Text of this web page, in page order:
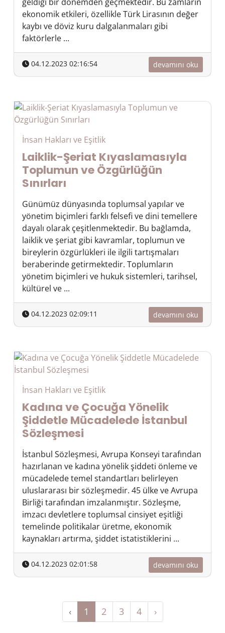
ekonomik etkileri, özellikle Türk Lirasının değer
kaybı ve döviz kuru dalgalanmaları gibi
faktörlerle ...
04.12.2023 02:16:54 devamını oku
İnsan Hakları ve Eşitlik
Laiklik-Şeriat Kıyaslamasıyla
Toplumun ve Özgürlüğün
Sınırları
Günümüz dünyasında toplumsal yapılar ve
yönetim biçimleri farklı felsefi ve dini temellere
dayalı olarak çeşitlenmektedir. Bu bağlamda,
laiklik ve şeriat gibi kavramlar, toplumun ve
bireylerin özgürlükleri ile ilgili tartışmaları
beraberinde getirmektedir. Toplumların
yönetim biçimleri ve hukuk sistemleri, tarihsel,
kültürel ve ...
04.12.2023 02:09:11 devamını oku
İnsan Hakları ve Eşitlik
Kadına ve Çocuğa Yönelik
Şiddetle Mücadelede İstanbul
Sözleşmesi
İstanbul Sözleşmesi, Avrupa Konseyi tarafından
hazırlanan ve kadına yönelik şiddeti önleme ve
mücadelede temel standartları belirleyen
uluslararası bir sözleşmedir. 45 ülke ve Avrupa
Birliği tarafından imzalanmıştır. Sözleşme,
imzacı devletlere toplumsal cinsiyet eşitliği
temelinde politikalar üretme, ekonomik
kaynakları artırma, şiddet istatistiklerini ...
04.12.2023 02:01:58 devamını oku
‹ 1 2 3 4 ›